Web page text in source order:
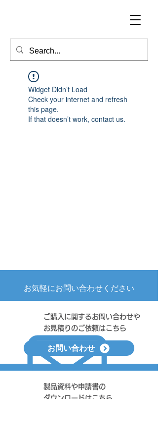
Widget Didn’t Load
Check your internet and refresh
this page.
If that doesn’t work, contact us.
​お気軽にお問い合わせください
ご購入に関するお問い合わせや
お見積りのご依頼はこちら
お問い合わせ
製品資料や申請書の
​ダウンロードはこちら